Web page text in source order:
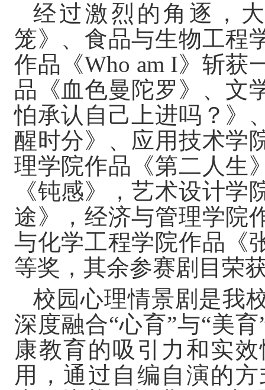
经过激烈的角逐，
笼》、食品与生物工程
作品《Who am I》斩获
品《血色曼陀罗》、文
怕承认自己上进吗？》
醒时分》、应用技术学
理学院作品《第二人生
《钝感》，艺术设计
途》，经济与管理学院
与化学工程学院作品《
等奖，其余参赛剧目荣
校园心理情景剧是我
深度融合“心育”与“美
康教育的吸引力和实
用，通过自编自演的